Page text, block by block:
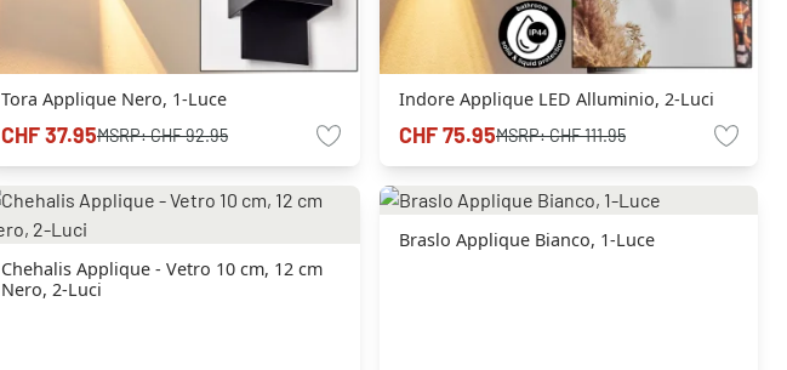
Tora Applique Nero, 1-Luce
CHF 37.95MSRP:CHF 92.95
Indore Applique LED Alluminio, 2-Luci
CHF 75.95MSRP:CHF 111.95
Chehalis Applique - Vetro 10 cm, 12 cm
Nero, 2-Luci
Braslo Applique Bianco, 1-Luce